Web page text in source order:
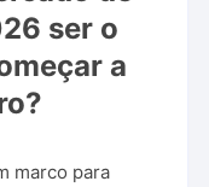
ser o
a
marco para